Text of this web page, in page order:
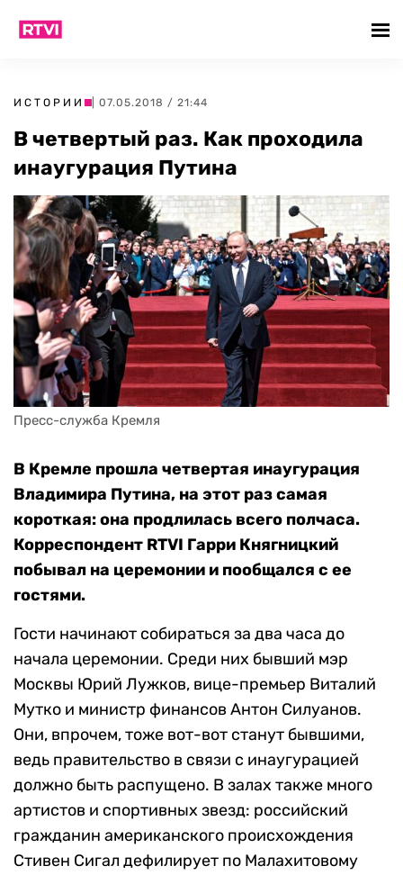
ИСТОРИИ | 07.05.2018 / 21:44
В четвертый раз. Как проходила
инаугурация Путина
Пресс-служба Кремля
В Кремле прошла четвертая инаугурация
Владимира Путина, на этот раз самая
короткая: она продлилась всего полчаса.
Корреспондент RTVI Гарри Княгницкий
побывал на церемонии и пообщался с ее
гостями.
Гости начинают собираться за два часа до
начала церемонии. Среди них бывший мэр
Москвы Юрий Лужков, вице-премьер Виталий
Мутко и министр финансов Антон Силуанов.
Они, впрочем, тоже вот-вот станут бывшими,
ведь правительство в связи с инаугурацией
должно быть распущено. В залах также много
артистов и спортивных звезд: российский
гражданин американского происхождения
Стивен Сигал дефилирует по Малахитовому